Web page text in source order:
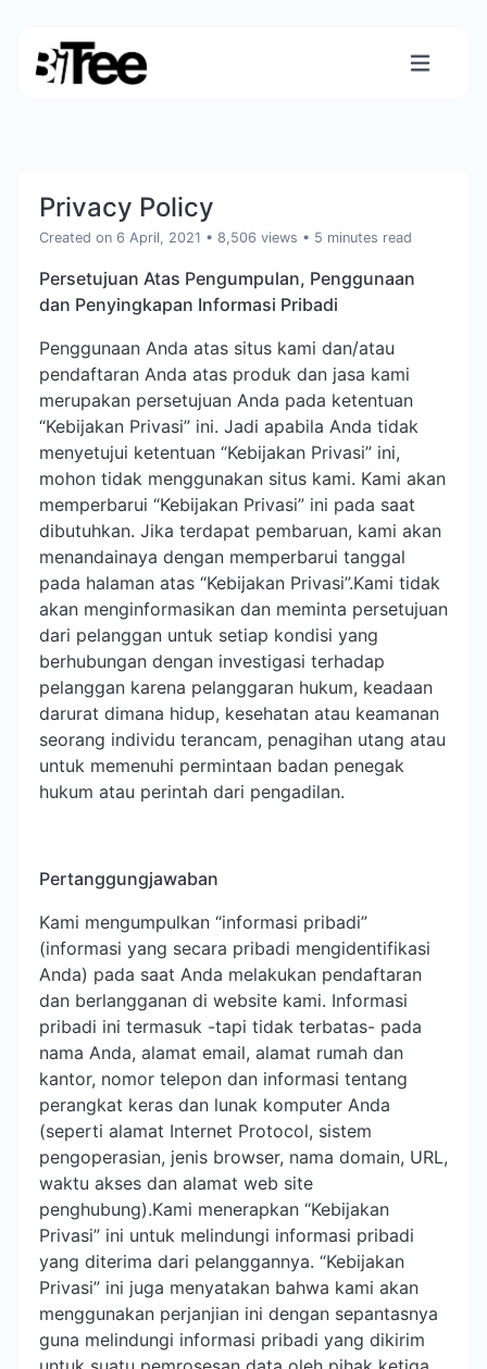
Privacy Policy
Created on 6 April, 2021 • 8,506 views • 5 minutes read
Persetujuan Atas Pengumpulan, Penggunaan
dan Penyingkapan Informasi Pribadi
Penggunaan Anda atas situs kami dan/atau
pendaftaran Anda atas produk dan jasa kami
merupakan persetujuan Anda pada ketentuan
“Kebijakan Privasi” ini. Jadi apabila Anda tidak
menyetujui ketentuan “Kebijakan Privasi” ini,
mohon tidak menggunakan situs kami. Kami akan
memperbarui “Kebijakan Privasi” ini pada saat
dibutuhkan. Jika terdapat pembaruan, kami akan
menandainaya dengan memperbarui tanggal
pada halaman atas “Kebijakan Privasi”.Kami tidak
akan menginformasikan dan meminta persetujuan
dari pelanggan untuk setiap kondisi yang
berhubungan dengan investigasi terhadap
pelanggan karena pelanggaran hukum, keadaan
darurat dimana hidup, kesehatan atau keamanan
seorang individu terancam, penagihan utang atau
untuk memenuhi permintaan badan penegak
hukum atau perintah dari pengadilan.
Pertanggungjawaban
Kami mengumpulkan “informasi pribadi”
(informasi yang secara pribadi mengidentifikasi
Anda) pada saat Anda melakukan pendaftaran
dan berlangganan di website kami. Informasi
pribadi ini termasuk -tapi tidak terbatas- pada
nama Anda, alamat email, alamat rumah dan
kantor, nomor telepon dan informasi tentang
perangkat keras dan lunak komputer Anda
(seperti alamat Internet Protocol, sistem
pengoperasian, jenis browser, nama domain, URL,
waktu akses dan alamat web site
penghubung).Kami menerapkan “Kebijakan
Privasi” ini untuk melindungi informasi pribadi
yang diterima dari pelanggannya. “Kebijakan
Privasi” ini juga menyatakan bahwa kami akan
menggunakan perjanjian ini dengan sepantasnya
guna melindungi informasi pribadi yang dikirim